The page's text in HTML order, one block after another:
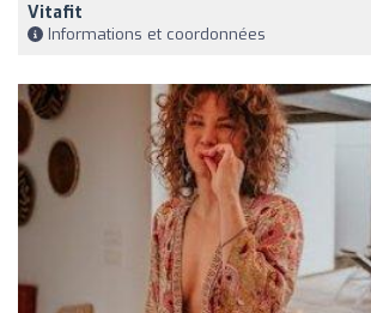
Vitafit
Informations et coordonnées